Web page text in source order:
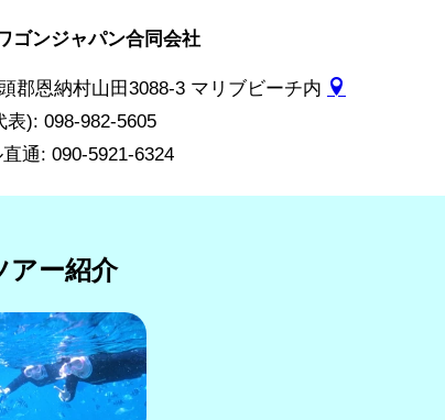
ゴンジャパン合同会社
郡恩納村山田3088-3 マリブビーチ内
表): 098-982-5605
通: 090-5921-6324
アー紹介